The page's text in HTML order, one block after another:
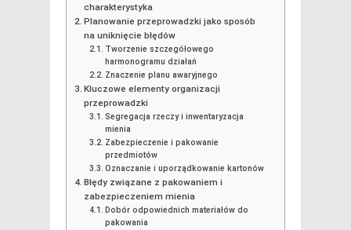
charakterystyka
Planowanie przeprowadzki jako sposób
na uniknięcie błędów
Tworzenie szczegółowego
harmonogramu działań
Znaczenie planu awaryjnego
Kluczowe elementy organizacji
przeprowadzki
Segregacja rzeczy i inwentaryzacja
mienia
Zabezpieczenie i pakowanie
przedmiotów
Oznaczanie i uporządkowanie kartonów
Błędy związane z pakowaniem i
zabezpieczeniem mienia
Dobór odpowiednich materiałów do
pakowania